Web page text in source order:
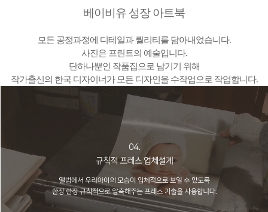
베이비유 성장 아트북
모든 공정과정에 디테일과 퀄리티를 담아내었습니다.
사진은 프린트의 예술입니다.
단하나뿐인 작품집으로 남기기 위해
작가출신의 한국 디자이너가 모든 디자인을 수작업으로 작업합니다.